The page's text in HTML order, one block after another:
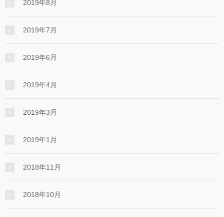
2019年8月
2019年7月
2019年6月
2019年4月
2019年3月
2019年1月
2018年11月
2018年10月